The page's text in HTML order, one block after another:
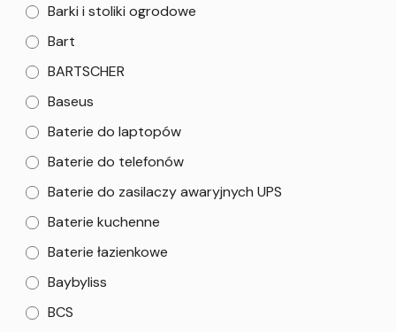
Barki i stoliki ogrodowe
Bart
BARTSCHER
Baseus
Baterie do laptopów
Baterie do telefonów
Baterie do zasilaczy awaryjnych UPS
Baterie kuchenne
Baterie łazienkowe
Baybyliss
BCS